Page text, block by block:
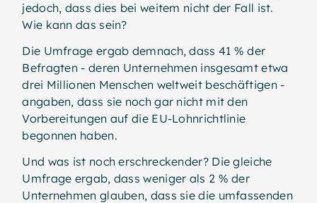
jedoch, dass dies bei weitem nicht der Fall ist.
Wie kann das sein?
Die Umfrage ergab demnach, dass 41 % der
Befragten - deren Unternehmen insgesamt etwa
drei Millionen Menschen weltweit beschäftigen -
angaben, dass sie noch gar nicht mit den
Vorbereitungen auf die EU-Lohnrichtlinie
begonnen haben.
Und was ist noch erschreckender? Die gleiche
Umfrage ergab, dass weniger als 2 % der
Unternehmen glauben, dass sie die umfassenden